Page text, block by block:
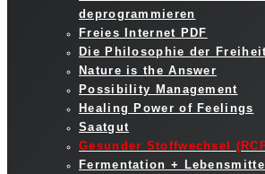
deprogrammieren
Freies Internet PDF
Die Philosophie der
Nature is the Answer
Possibility Management
Healing Power of Feelings
Saatgut
Gesunder Stoffwechsel
Fermentation + Lebensmittel